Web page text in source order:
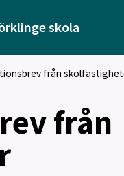
skola
från
från